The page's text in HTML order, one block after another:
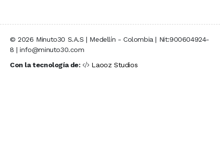
© 2026 Minuto30 S.A.S | Medellín - Colombia | Nit:900604924-
8 | info@minuto30.com
Con la tecnología de:
Laooz Studios